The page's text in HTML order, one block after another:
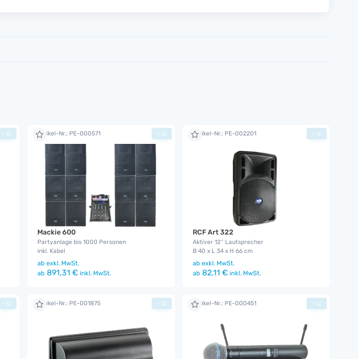
+ Artikel-Nr.: PE-000571
Mackie 600
Partyanlage bis 1000 Personen
inkl. Kabel
ab exkl. MwSt.
ab 891,31 € inkl. MwSt.
+ Artikel-Nr.: PE-002201
RCF Art 322
Aktiver 12'' Lautsprecher
B 40 x L 34 x H 66 cm
ab exkl. MwSt.
ab 82,11 € inkl. MwSt.
+
+ Artikel-Nr.: PE-001875 + Artikel-Nr.: PE-000451 +